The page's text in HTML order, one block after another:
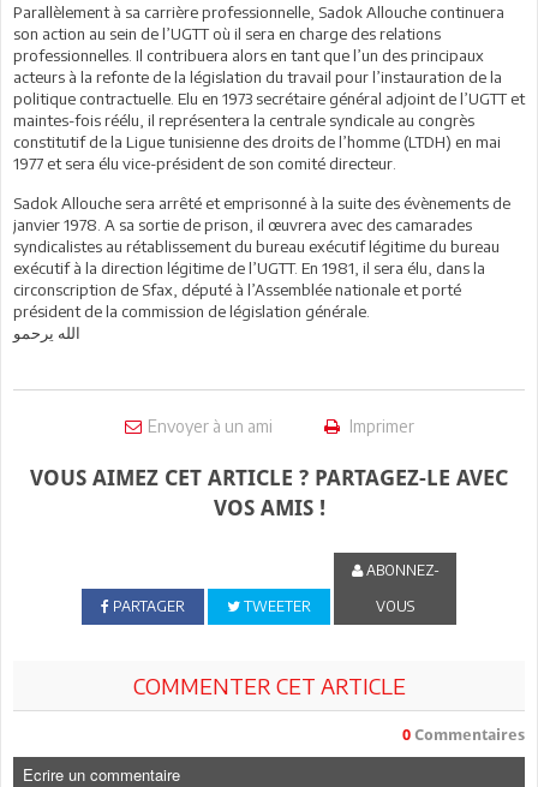
Parallèlement à sa carrière professionnelle, Sadok Allouche continuera
son action au sein de l’UGTT où il sera en charge des relations
professionnelles. Il contribuera alors en tant que l’un des principaux
acteurs à la refonte de la législation du travail pour l’instauration de la
politique contractuelle. Elu en 1973 secrétaire général adjoint de l’UGTT et
maintes-fois réélu, il représentera la centrale syndicale au congrès
constitutif de la Ligue tunisienne des droits de l’homme (LTDH) en mai
1977 et sera élu vice-président de son comité directeur.
Sadok Allouche sera arrêté et emprisonné à la suite des évènements de
janvier 1978. A sa sortie de prison, il œuvrera avec des camarades
syndicalistes au rétablissement du bureau exécutif légitime du bureau
exécutif à la direction légitime de l’UGTT. En 1981, il sera élu, dans la
circonscription de Sfax, député à l’Assemblée nationale et porté
président de la commission de législation générale.
الله يرحمو
Envoyer à un ami Imprimer
VOUS AIMEZ CET ARTICLE ? PARTAGEZ-LE AVEC
VOS AMIS !
PARTAGER TWEETER
ABONNEZ-
VOUS
COMMENTER CET ARTICLE
0 Commentaires
Ecrire un commentaire